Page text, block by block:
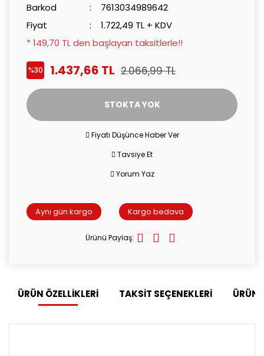
Barkod
7613034989642
Fiyat
1.722,49 TL + KDV
* 149,70 TL den başlayan taksitlerle!!
%30 1.437,66 TL 2.066,99 TL
STOKTA YOK
Fiyatı Düşünce Haber Ver
Tavsiye Et
Yorum Yaz
Aynı gün kargo Kargo bedava
Ürünü Paylaş:
ÜRÜN ÖZELLİKLERİ TAKSİT SEÇENEKLERİ ÜRÜN